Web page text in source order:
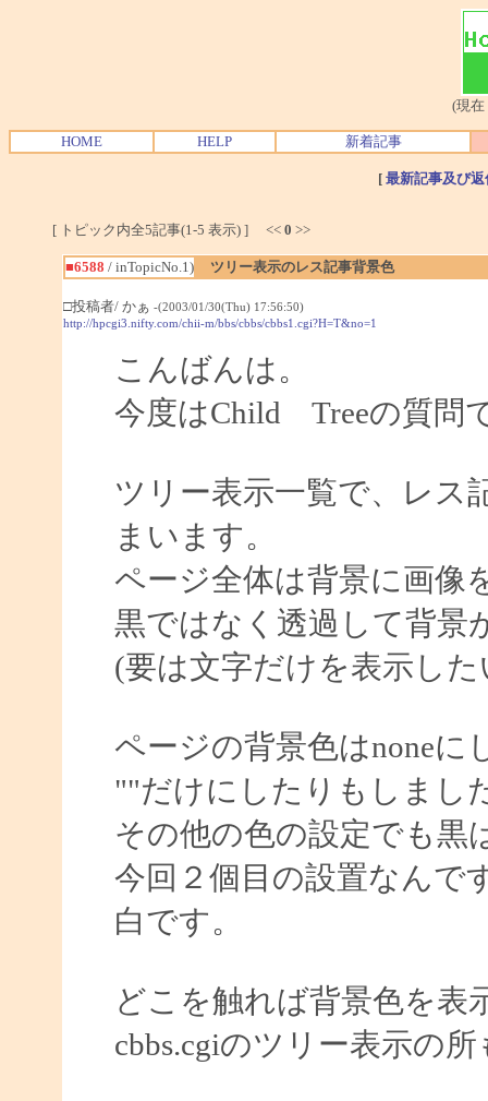
(現在
HOME HELP 新着記事
[ 最新記事及び
[ トピック内全5記事(1-5 表示) ] << 0 >>
■6588 / inTopicNo.1) ツリー表示のレス記事背景色
□投稿者/ かぁ -(2003/01/30(Thu) 17:56:50)
http://hpcgi3.nifty.com/chii-m/bbs/cbbs/cbbs1.cgi?H=T&no=1
こんばんは。
今度はChild Treeの質問
ツリー表示一覧で、レス
まいます。
ページ全体は背景に画像
黒ではなく透過して背景
(要は文字だけを表示した
ページの背景色はnoneに
""だけにしたりもしまし
その他の色の設定でも黒
今回２個目の設置なんで
白です。
どこを触れば背景色を表
cbbs.cgiのツリー表示の